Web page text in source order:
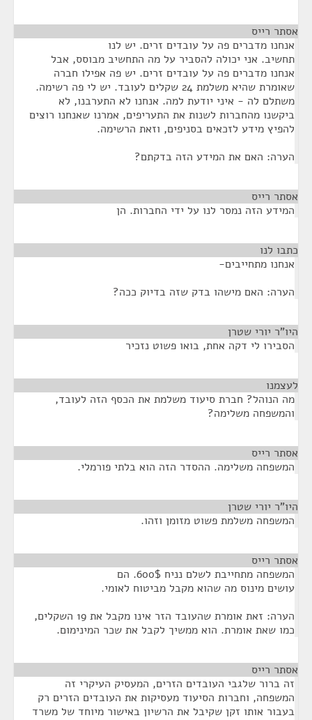
אסתר רייס
אנחנו מדברים פה על עובדים זרים. יש לנו
תחשיב. אני יכולה להסביר על מה התחשיב מבוסס, אבל
אנחנו מדברים פה על עובדים זרים. יש פה אפילו חברה
שאומרת שהיא משלמת 24 שקלים לעובד. יש לי פה רשימה.
משתלם לה - איני יודעת למה. אנחנו לא התערבנו, לא
ביקשנו מהחברות לשנות את התעריפים, אמרנו שאנחנו רוצים
להפיץ מידע לזכאים בסניפים, וזאת הרשימה.
הערה: האם את המידע הזה בדקתם?
אסתר רייס
המידע הזה נמסר לנו על ידי החברות. הן
כתבו לנו
אנחנו מתחייבים-
הערה: האם מישהו בדק שזה בדיוק ככה?
היו"ר יורי שטרן
הסבירו לי דקה אחת, בואו פשוט נזכיר
לעצמנו
מה הנוהל? חברת סיעוד משלמת את הכסף הזה לעובד,
והמשפחה משלימה?
אסתר רייס
המשפחה משלימה. ההסדר הזה הוא בלתי פורמלי.
היו"ר יורי שטרן
המשפחה משלמת פשוט מזומן וזהו.
אסתר רייס
המשפחה מתחייבת לשלם נניח 600$. הם
עושים מינוס מה שהוא מקבל מביטוח לאומי.
הערה: זאת אומרת שהעובד הזר אינו מקבל את 19 השקלים,
כמו שאת אומרת. הוא ממשיך לקבל את שכר המינימום.
אסתר רייס
זה ברור שלגבי העובדים הזרים, המעסיק העיקרי זה
המשפחה, וחברות הסיעוד מעסיקות את העובדים הזרים רק
בעבור אותו זקן שקיבל את הרשיון באישור מיוחד של משרד